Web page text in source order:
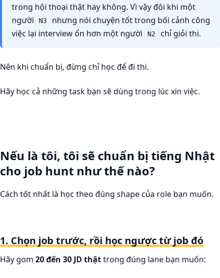
trong hội thoại thật hay không. Vì vậy đôi khi một
người
N3
nhưng nói chuyện tốt trong bối cảnh công
việc lại interview ổn hơn một người
N2 chỉ giỏi thi.
Nên khi chuẩn bị, đừng chỉ học để đi thi.
Hãy học cả những task bạn sẽ dùng trong lúc xin việc.
Nếu là tôi, tôi sẽ chuẩn bị tiếng Nhật
cho job hunt như thế nào?
Cách tốt nhất là học theo đúng shape của role bạn muốn.
1. Chọn job trước, rồi học ngược từ job đó
Hãy gom 20 đến 30 JD thậttrong đúng lane bạn muốn: